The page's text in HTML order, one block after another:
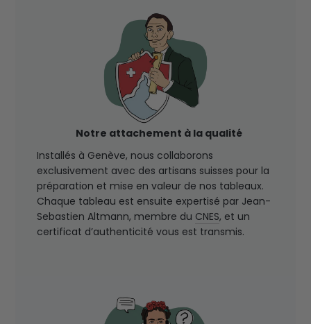
Notre attachement à la qualité
Installés à Genève, nous collaborons
exclusivement avec des artisans suisses pour la
préparation et mise en valeur de nos tableaux.
Chaque tableau est ensuite expertisé par Jean-
Sebastien Altmann, membre du CNES, et un
certificat d’authenticité vous est transmis.